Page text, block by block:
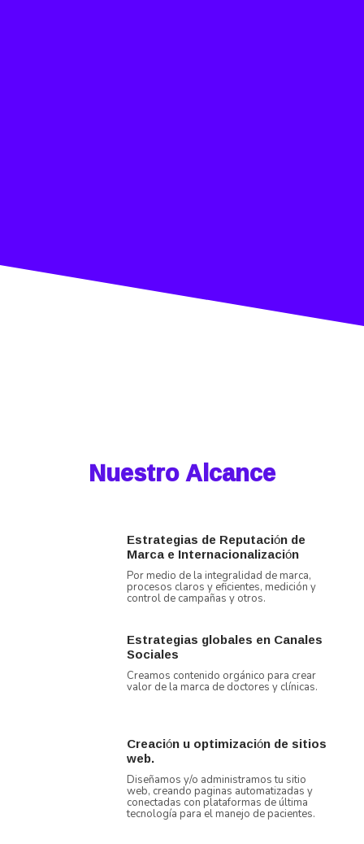
Nuestro Alcance
Estrategias de Reputación de
Marca e Internacionalización
Por medio de la integralidad de marca,
procesos claros y eficientes, medición y
control de campañas y otros.
Estrategias globales en Canales
Sociales
Creamos contenido orgánico para crear
valor de la marca de doctores y clínicas.
Creación u optimización de sitios
web.
Diseñamos y/o administramos tu sitio
web, creando paginas automatizadas y
conectadas con plataformas de última
tecnología para el manejo de pacientes.